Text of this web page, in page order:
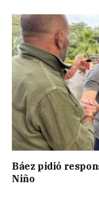
Báez pidió
Niño